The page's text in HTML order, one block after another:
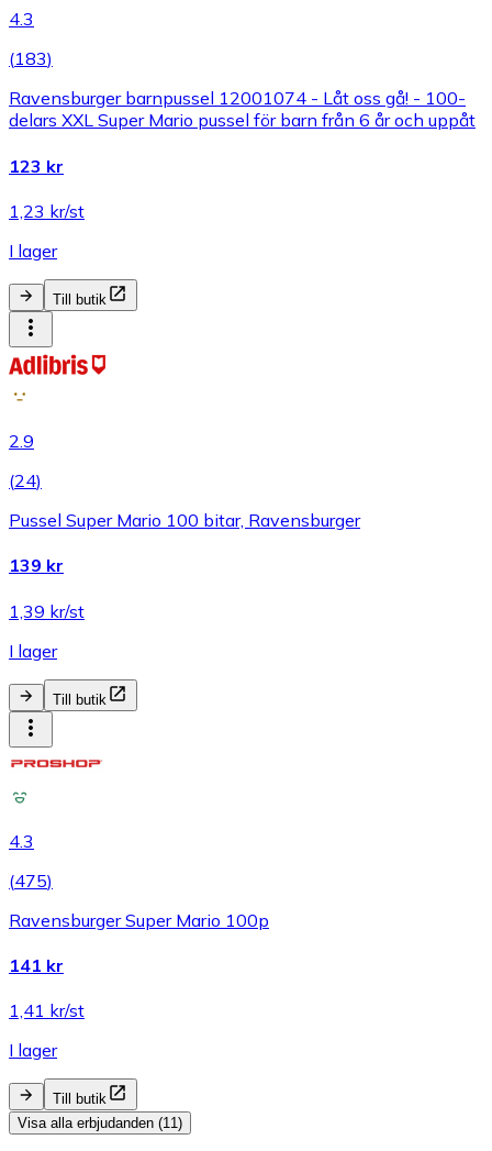
4.3
(183)
Ravensburger barnpussel 12001074 - Låt oss gå! - 100-
delars XXL Super Mario pussel för barn från 6 år och uppåt
123 kr
1,23 kr/st
I lager
Till butik
2.9
(24)
Pussel Super Mario 100 bitar, Ravensburger
139 kr
1,39 kr/st
I lager
Till butik
4.3
(475)
Ravensburger Super Mario 100p
141 kr
1,41 kr/st
I lager
Till butik
Visa alla erbjudanden (11)